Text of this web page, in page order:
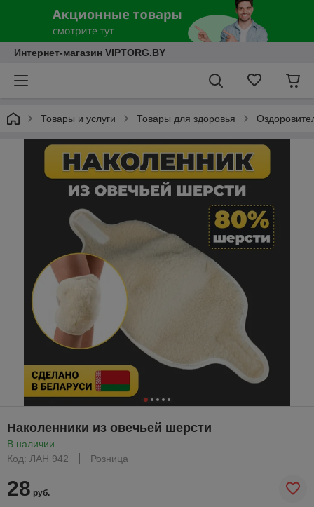
Интернет-магазин VIPTORG.BY
Товары и услуги Товары для здоровья
Наколенники из овечьей шерсти
В наличии
Код: ЛАН 942
Розница
28 руб.